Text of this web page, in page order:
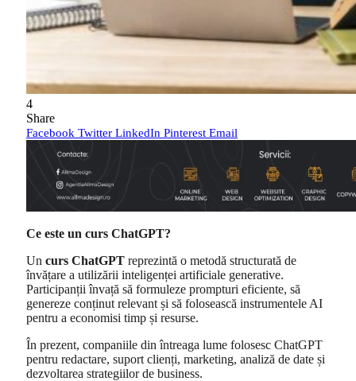
4
Share
Facebook Twitter LinkedIn Pinterest Email
Ce este un curs ChatGPT?
Un curs ChatGPT reprezintă o metodă structurată de
învățare a utilizării inteligenței artificiale generative.
Participanții învață să formuleze prompturi eficiente, să
genereze conținut relevant și să folosească instrumentele AI
pentru a economisi timp și resurse.
În prezent, companiile din întreaga lume folosesc ChatGPT
pentru redactare, suport clienți, marketing, analiză de date și
dezvoltarea strategiilor de business.